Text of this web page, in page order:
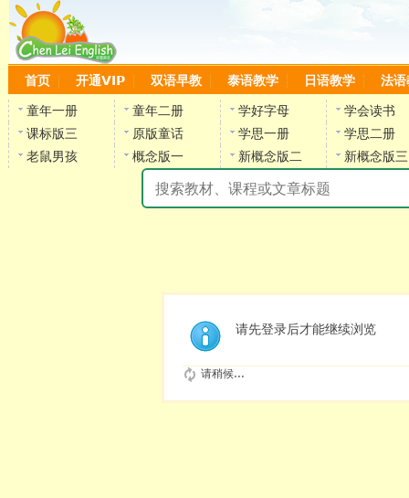
首页 开通VIP 双语早教 泰语教学 日语教学 法语
童年一册 童年二册 学好字母
学会读书
课标版三
原版童话 学思一册
学思二册
老鼠男孩
概念版一 新概念版二 新概念版三
请先登录后才能继续浏览
请稍候...